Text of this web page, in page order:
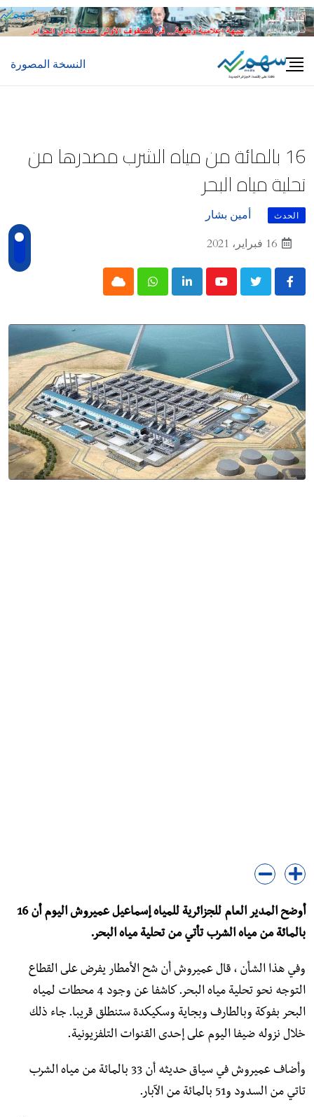
Skip
to
النسخة المصورة
16 بالمائة من مياه الشرب مصدرها من
تحلية مياه البحر
الحدث
أمين بشار
16 فبراير، 2021
Youtube
LinkedIn
Whatsapp
Cloud
أوضح المدير العام للجزائرية للمياه إسماعيل عميروش اليوم أن 16
بالمائة من مياه الشرب تأتي من تحلية مياه البحر.
وفي هذا الشأن ، قال عميروش أن شح الأمطار يفرض على القطاع
التوجه نحو تحلية مياه البحر. كاشفا عن وجود 4 محطات لمياه
البحر بفوكة وبالطارف وبجاية وسكيكدة ستنطلق قريبا. جاء ذلك
خلال نزوله ضيفا اليوم على إحدى القنوات التلفزيونية.
وأضاف عميروش في سياق حديثه أن 33 بالمائة من مياه الشرب
تاتي من السدود و51 بالمائة من الآبار.